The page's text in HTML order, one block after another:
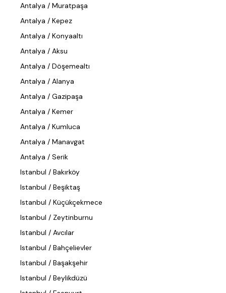
Antalya / Muratpaşa
Antalya / Kepez
Antalya / Konyaaltı
Antalya / Aksu
Antalya / Döşemealtı
Antalya / Alanya
Antalya / Gazipaşa
Antalya / Kemer
Antalya / Kumluca
Antalya / Manavgat
Antalya / Serik
Istanbul / Bakırköy
Istanbul / Beşiktaş
Istanbul / Küçükçekmece
Istanbul / Zeytinburnu
Istanbul / Avcılar
Istanbul / Bahçelievler
Istanbul / Başakşehir
Istanbul / Beylikdüzü